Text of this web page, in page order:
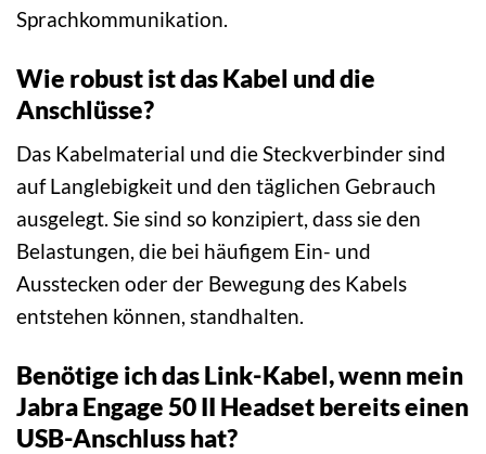
Sprachkommunikation.
Wie robust ist das Kabel und die
Anschlüsse?
Das Kabelmaterial und die Steckverbinder sind
auf Langlebigkeit und den täglichen Gebrauch
ausgelegt. Sie sind so konzipiert, dass sie den
Belastungen, die bei häufigem Ein- und
Ausstecken oder der Bewegung des Kabels
entstehen können, standhalten.
Benötige ich das Link-Kabel, wenn mein
Jabra Engage 50 II Headset bereits einen
USB-Anschluss hat?